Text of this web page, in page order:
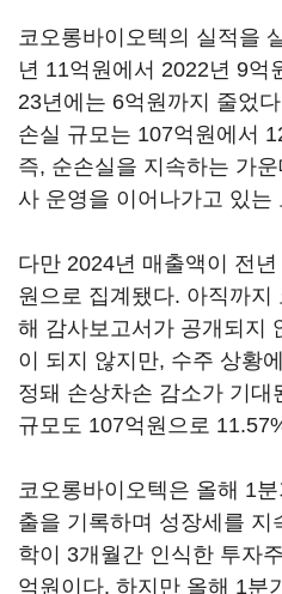
코오롱바이오텍의 실적을
년 11억원에서 2022년 9억
23년에는 6억원까지 줄었
손실 규모는 107억원에서
즉, 순손실을 지속하는 가
사 운영을 이어나가고 있는
다만 2024년 매출액이 전
원으로 집계됐다. 아직까
해 감사보고서가 공개되지
이 되지 않지만, 수주 상황
정돼 손상차손 감소가 기대
규모도 107억원으로
코오롱바이오텍은 올해 1
출을 기록하며 성장세를
학이 3개월간 인식한 투자
억원이다. 하지만 올해 1분